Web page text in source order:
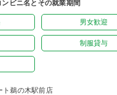
ビニ名とその就業期間
男女歓迎
制服貸与
ト鵜の木駅前店